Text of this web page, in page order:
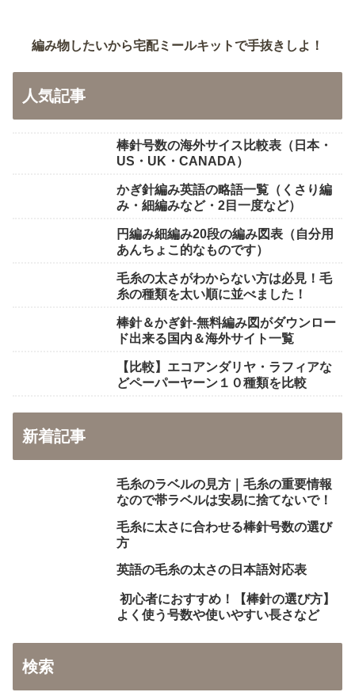
編み物したいから宅配ミールキットで手抜きしよ！
人気記事
棒針号数の海外サイス比較表（日本・
US・UK・CANADA）
かぎ針編み英語の略語一覧（くさり編
み・細編みなど・2目一度など）
円編み細編み20段の編み図表（自分用
あんちょこ的なものです）
毛糸の太さがわからない方は必見！毛
糸の種類を太い順に並べました！
棒針＆かぎ針-無料編み図がダウンロー
ド出来る国内＆海外サイト一覧
【比較】エコアンダリヤ・ラフィアな
どペーパーヤーン１０種類を比較
新着記事
毛糸のラベルの見方｜毛糸の重要情報
なので帯ラベルは安易に捨てないで！
毛糸に太さに合わせる棒針号数の選び
方
英語の毛糸の太さの日本語対応表
初心者におすすめ！【棒針の選び方】
よく使う号数や使いやすい長さなど
検索